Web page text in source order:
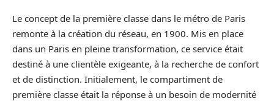
Le concept de la première classe dans le métro de Paris
remonte à la création du réseau, en 1900. Mis en place
dans un Paris en pleine transformation, ce service était
destiné à une clientèle exigeante, à la recherche de confort
et de distinction. Initialement, le compartiment de
première classe était la réponse à un besoin de modernité